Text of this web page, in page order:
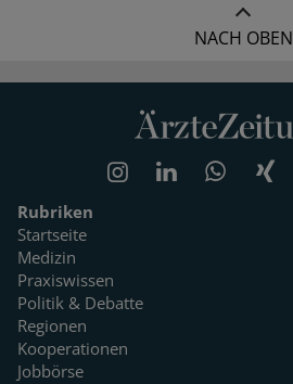
NACH OBEN
Rubriken
Startseite
Medizin
Praxiswissen
Politik & Debatte
Regionen
Kooperationen
Jobbörse